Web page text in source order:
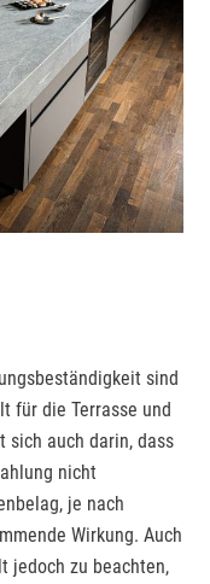
sind
für die Terrasse und
sich auch darin, dass
nicht
je nach
Wirkung. Auch
jedoch zu beachten,